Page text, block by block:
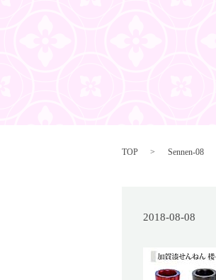
TOP Sennen-08
2018-08-08